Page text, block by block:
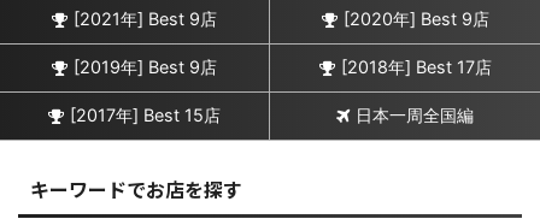
[2021年] Best 9店 [2020年] Best 9店
[2019年] Best 9店 [2018年] Best 17店
[2017年] Best 15店 日本一周全国編
キーワードでお店を探す